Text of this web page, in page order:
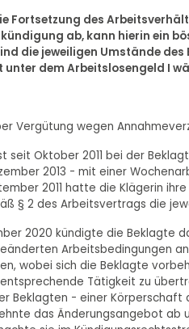
Fortsetzung des
ab, kann hierin ein
die jeweiligen Umstände
unter dem Arbeitslosengeld I
Vergütung wegen
seit Oktober 2011 bei der
2013 - mit einer
2011 hatte die Klägerin
§ 2 des Arbeitsvertrags die
2020 kündigte die Beklagte
Arbeitsbedingungen
wobei sich die Beklagte
Tätigkeit zu
Beklagten - einer
das Änderungsangebot